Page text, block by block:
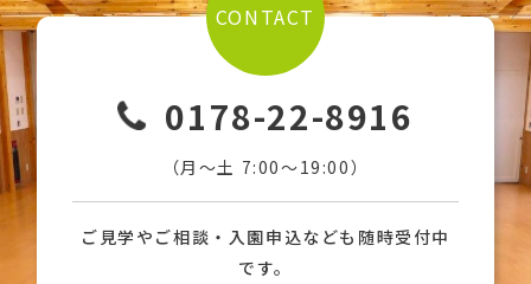
CONTACT
0178-22-8916
（月〜土 7:00〜19:00）
ご見学やご相談・入園申込なども随時受付中
です。